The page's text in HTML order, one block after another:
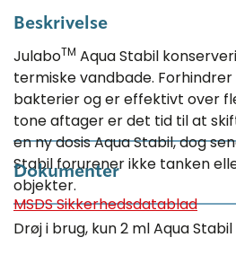
Beskrivelse
JulaboTM Aqua Stabil
termiske vandbade.
bakterier og er effektivt over
tone aftager er det tid til at
en ny dosis Aqua Stabil, dog
Stabil forurener ikke tanken
objekter.
Drøj i brug, kun 2 ml Aqua
Dokumenter
MSDS Sikkerhedsdatablad